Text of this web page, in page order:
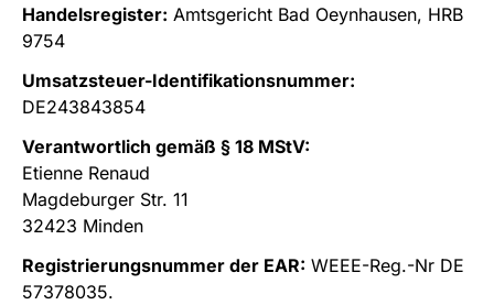
Handelsregister: Amtsgericht Bad Oeynhausen, HRB
9754
Umsatzsteuer-Identifikationsnummer:
DE243843854
Verantwortlich gemäß § 18 MStV:
Etienne Renaud
Magdeburger Str. 11
32423 Minden
Registrierungsnummer der EAR: WEEE-Reg.-Nr DE
57378035.